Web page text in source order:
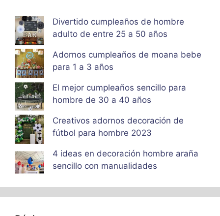
Divertido cumpleaños de hombre
adulto de entre 25 a 50 años
Adornos cumpleaños de moana bebe
para 1 a 3 años
El mejor cumpleaños sencillo para
hombre de 30 a 40 años
Creativos adornos decoración de
fútbol para hombre 2023
4 ideas en decoración hombre araña
sencillo con manualidades